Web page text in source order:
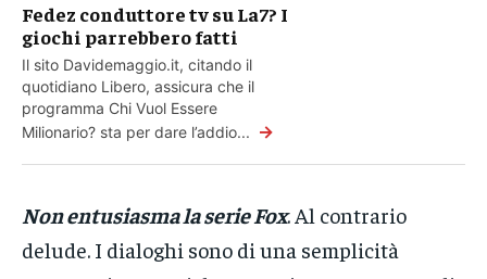
Fedez conduttore tv su La7? I
giochi parrebbero fatti
Il sito Davidemaggio.it, citando il
quotidiano Libero, assicura che il
programma Chi Vuol Essere
Milionario? sta per dare l’addio... →
Non entusiasma la serie Fox. Al contrario
delude. I dialoghi sono di una semplicità